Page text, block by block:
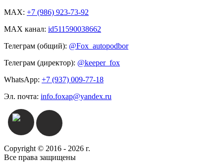
MAX: +7 (986) 923-73-92
MAX канал: id511590038662
Телеграм (общий): @Fox_autopodbor
Телеграм (директор): @keeper_fox
WhatsApp: +7 (937) 009-77-18
Эл. почта: info.foxap@yandex.ru
Copyright © 2016 - 2026 г.
Все права защищены